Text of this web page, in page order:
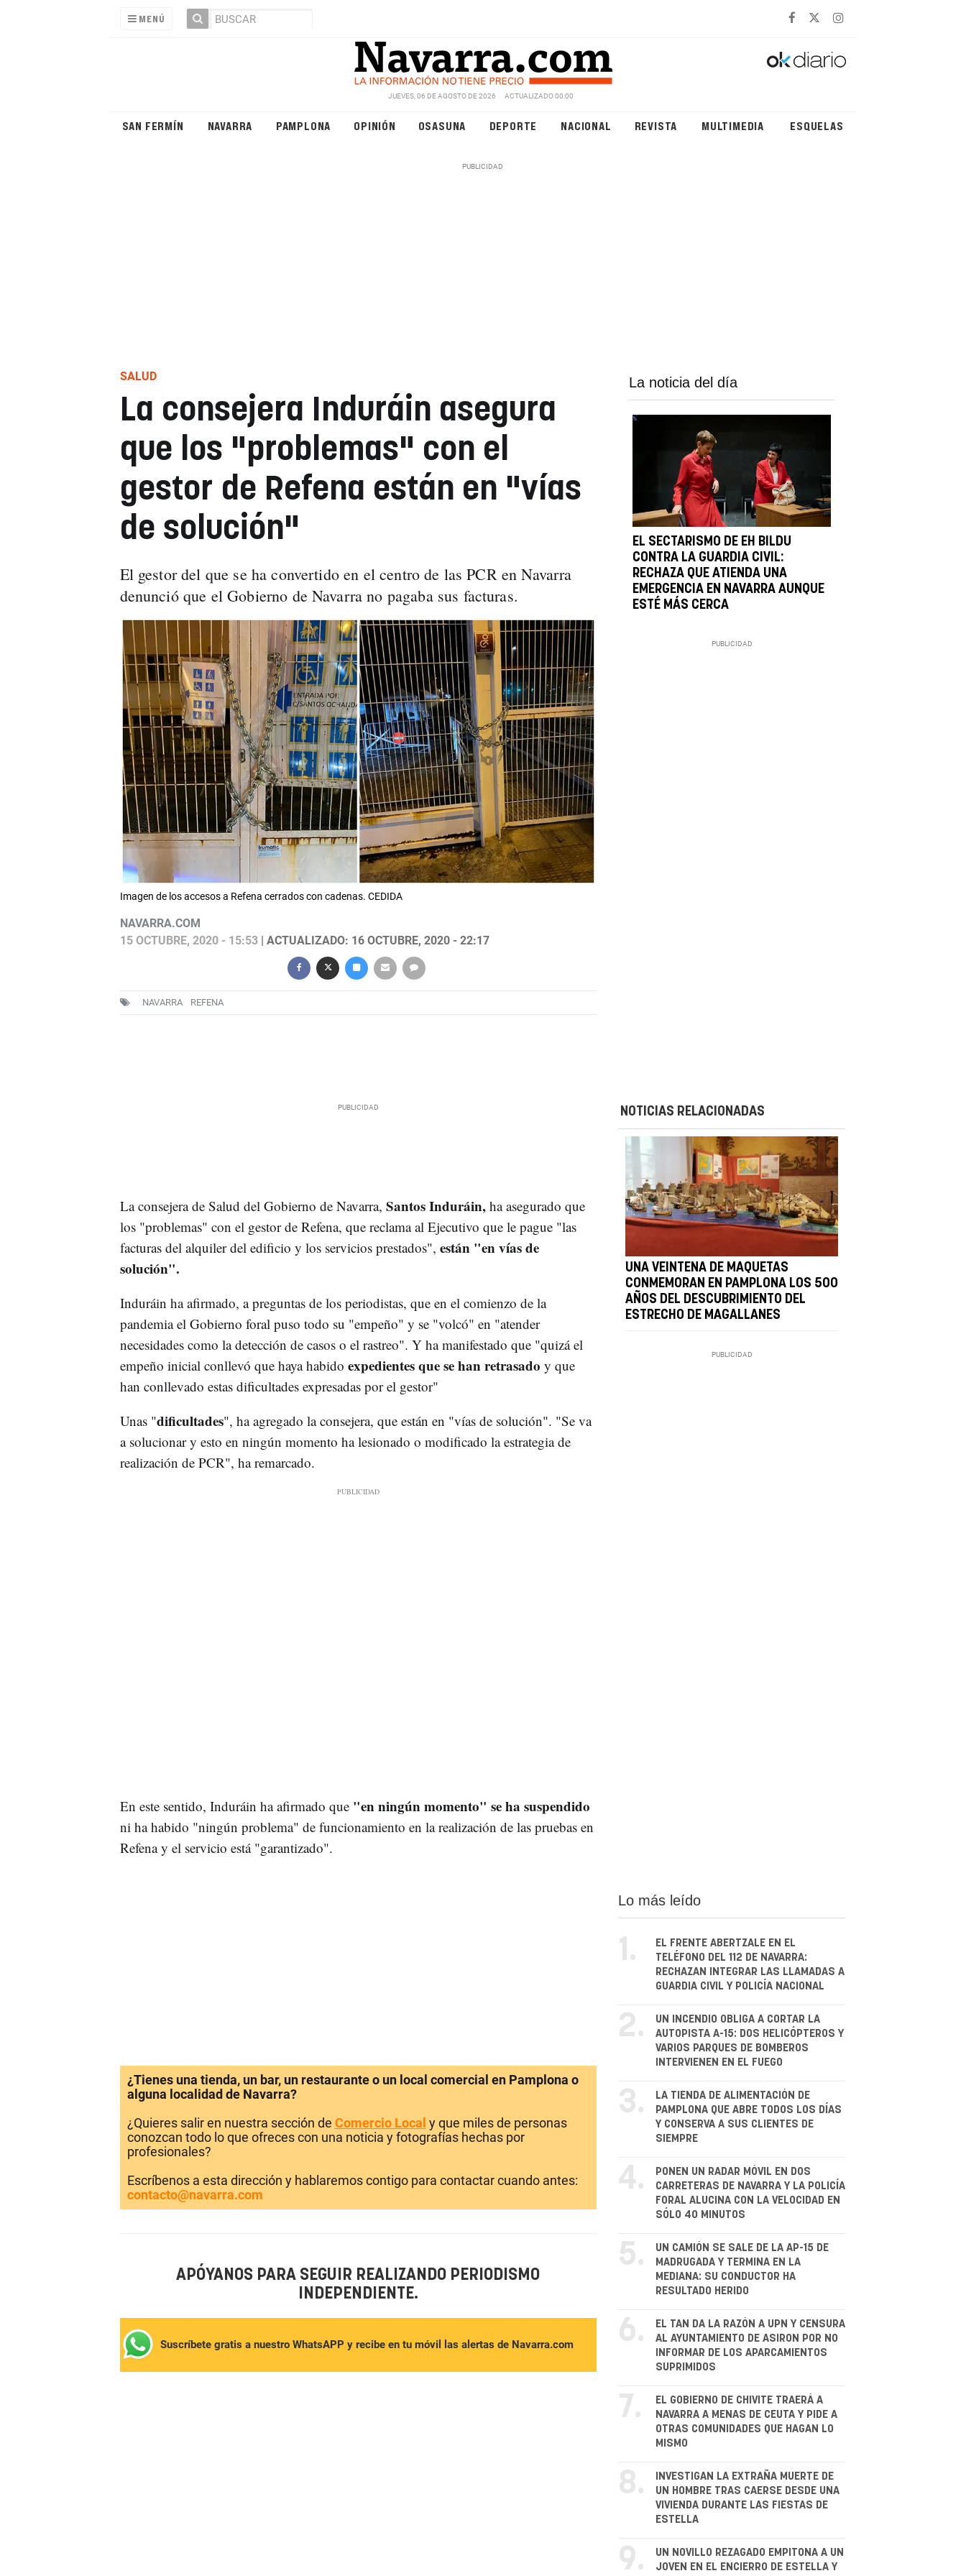
MENÚ
JUEVES, 06 DE AGOSTO DE 2026 ACTUALIZADO 00:00
SAN FERMÍN NAVARRA PAMPLONA OPINIÓN OSASUNA DEPORTE NACIONAL REVISTA MULTIMEDIA ESQUELAS
SALUD
La consejera Induráin asegura
que los "problemas" con el
gestor de Refena están en "vías
de solución"
El gestor del que se ha convertido en el centro de las PCR en Navarra
denunció que el Gobierno de Navarra no pagaba sus facturas.
Imagen de los accesos a Refena cerrados con cadenas. CEDIDA
NAVARRA.COM
15 OCTUBRE, 2020 - 15:53| ACTUALIZADO: 16 OCTUBRE, 2020 - 22:17
NAVARRA REFENA
La noticia del día
EL SECTARISMO DE EH BILDU
CONTRA LA GUARDIA CIVIL:
RECHAZA QUE ATIENDA UNA
EMERGENCIA EN NAVARRA AUNQUE
ESTÉ MÁS CERCA
La consejera de Salud del Gobierno de Navarra, Santos Induráin,ha asegurado que
los "problemas" con el gestor de Refena, que reclama al Ejecutivo que le pague "las
facturas del alquiler del edificio y los servicios prestados", están "en vías de
solución".
Induráin ha afirmado, a preguntas de los periodistas, que en el comienzo de la
pandemia el Gobierno foral puso todo su "empeño" y se "volcó" en "atender
necesidades como la detección de casos o el rastreo". Y ha manifestado que "quizá el
empeño inicial conllevó que haya habido expedientes que se han retrasado y que
han conllevado estas dificultades expresadas por el gestor"
Unas "dificultades", ha agregado la consejera, que están en "vías de solución". "Se va
a solucionar y esto en ningún momento ha lesionado o modificado la estrategia de
realización de PCR", ha remarcado.
En este sentido, Induráin ha afirmado que"en ningún momento" se ha suspendido
ni ha habido "ningún problema" de funcionamiento en la realización de las pruebas en
Refena y el servicio está "garantizado".
NOTICIAS RELACIONADAS
UNA VEINTENA DE MAQUETAS
CONMEMORAN EN PAMPLONA LOS 500
AÑOS DEL DESCUBRIMIENTO DEL
ESTRECHO DE MAGALLANES
¿Tienes una tienda, un bar, un restaurante o un local comercial en Pamplona o
alguna localidad de Navarra?
¿Quieres salir en nuestra sección de Comercio Local y que miles de personas
conozcan todo lo que ofreces con una noticia y fotografías hechas por
profesionales?
Escríbenos a esta dirección y hablaremos contigo para contactar cuando antes:
contacto@navarra.com
APÓYANOS PARA SEGUIR REALIZANDO PERIODISMO
INDEPENDIENTE.
Suscríbete gratis a nuestro WhatsAPP y recibe en tu móvil las alertas de Navarra.com
Lo más leído
1.
EL FRENTE ABERTZALE EN EL
TELÉFONO DEL 112 DE NAVARRA:
RECHAZAN INTEGRAR LAS LLAMADAS A
GUARDIA CIVIL Y POLICÍA NACIONAL
2.
UN INCENDIO OBLIGA A CORTAR LA
AUTOPISTA A-15: DOS HELICÓPTEROS Y
VARIOS PARQUES DE BOMBEROS
INTERVIENEN EN EL FUEGO
3.
LA TIENDA DE ALIMENTACIÓN DE
PAMPLONA QUE ABRE TODOS LOS DÍAS
Y CONSERVA A SUS CLIENTES DE
SIEMPRE
4.
PONEN UN RADAR MÓVIL EN DOS
CARRETERAS DE NAVARRA Y LA POLICÍA
FORAL ALUCINA CON LA VELOCIDAD EN
SÓLO 40 MINUTOS
5.
UN CAMIÓN SE SALE DE LA AP-15 DE
MADRUGADA Y TERMINA EN LA
MEDIANA: SU CONDUCTOR HA
RESULTADO HERIDO
6.
EL TAN DA LA RAZÓN A UPN Y CENSURA
AL AYUNTAMIENTO DE ASIRON POR NO
INFORMAR DE LOS APARCAMIENTOS
SUPRIMIDOS
7.
EL GOBIERNO DE CHIVITE TRAERÁ A
NAVARRA A MENAS DE CEUTA Y PIDE A
OTRAS COMUNIDADES QUE HAGAN LO
MISMO
8.
INVESTIGAN LA EXTRAÑA MUERTE DE
UN HOMBRE TRAS CAERSE DESDE UNA
VIVIENDA DURANTE LAS FIESTAS DE
ESTELLA
9.
UN NOVILLO REZAGADO EMPITONA A UN
JOVEN EN EL ENCIERRO DE ESTELLA Y